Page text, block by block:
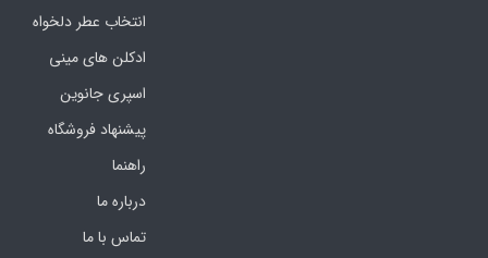
انتخاب عطر دلخواه
ادکلن های مینی
اسپری جانوین
پیشنهاد فروشگاه
راهنما
درباره ما
تماس با ما